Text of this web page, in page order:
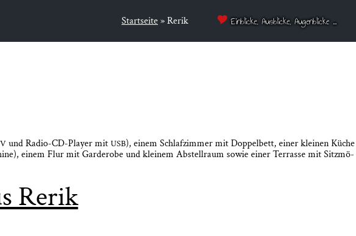
Startseite»Rerik Einblicke, Ausblicke, Augenblicke ...
und Radio-CD-Play­er mit USB), einem Schlaf­zim­mer mit Dop­pel­bett, einer klei­nen Küche
einem Flur mit Gar­de­ro­be und klei­nem Abstell­raum sowie einer Ter­ras­se mit Sitz­mö­
Rerik